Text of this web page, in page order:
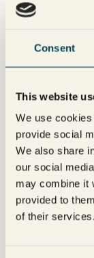
Consent
This website
We use
provide social
We also share
our social
may combine it
provided to
of their services.
feilkonfigurerte
3.
energimålere
dele nettverket
angripere fra å
4.
Tradisjonelle
som utvider